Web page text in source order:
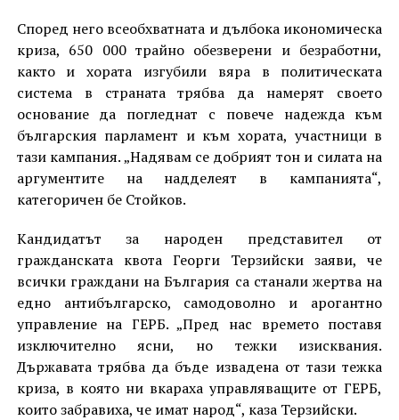
Според него всеобхватната и дълбока икономическа
криза, 650 000 трайно обезверени и безработни,
както и хората изгубили вяра в политическата
система в страната трябва да намерят своето
основание да погледнат с повече надежда към
българския парламент и към хората, участници в
тази кампания. „Надявам се добрият тон и силата на
аргументите на надделеят в кампанията“,
категоричен бе Стойков.
Кандидатът за народен представител от
гражданската квота Георги Терзийски заяви, че
всички граждани на България са станали жертва на
едно антибългарско, самодоволно и арогантно
управление на ГЕРБ. „Пред нас времето поставя
изключително ясни, но тежки изисквания.
Държавата трябва да бъде извадена от тази тежка
криза, в която ни вкараха управляващите от ГЕРБ,
които забравиха, че имат народ“, каза Терзийски.